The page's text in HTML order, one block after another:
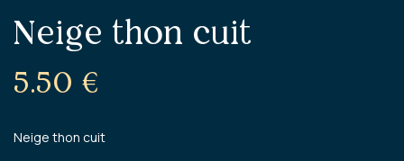
Neige thon cuit
5.50 €
Neige thon cuit